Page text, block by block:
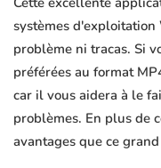
systèmes
problème ni tracas. Si
préférées au format
car il vous aidera à le
problèmes. En plus de
avantages que ce